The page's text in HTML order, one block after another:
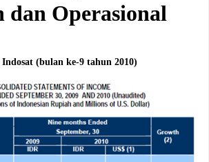
dan Operasional
(bulan ke-9 tahun 2010)